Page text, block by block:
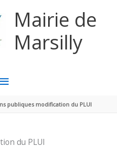
Mairie de
Marsilly
publiques modification du PLUI
du PLUI